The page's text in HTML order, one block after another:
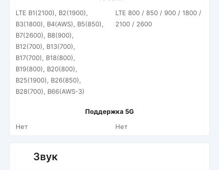
LTE B1(2100), B2(1900),
B3(1800), B4(AWS), B5(850),
B7(2600), B8(900),
B12(700), B13(700),
B17(700), B18(800),
B19(800), B20(800),
B25(1900), B26(850),
B28(700), B66(AWS-3)
LTE 800 / 850 / 900 / 1800 /
2100 / 2600
Поддержка 5G
Нет
Нет
Звук